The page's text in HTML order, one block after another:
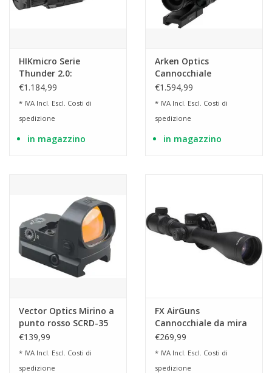
HIKmicro Serie
Thunder 2.0:
dispositivi digitali per
€1.184,99
* IVA Incl. Escl. Costi di
spedizione
in magazzino
Arken Optics
Cannocchiale
multispettrale
TNC225R
€1.594,99
* IVA Incl. Escl. Costi di
spedizione
in magazzino
Vector Optics Mirino a
punto rosso SCRD-35
Frenzy-X 1x20x28
€139,99
* IVA Incl. Escl. Costi di
spedizione
FX AirGuns
Cannocchiale da mira
FX 6-18x44 Mil-Dot SF
€269,99
* IVA Incl. Escl. Costi di
spedizione